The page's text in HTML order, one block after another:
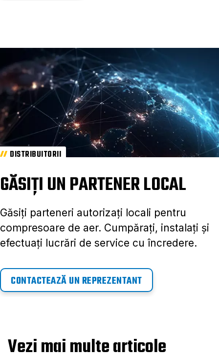
DISTRIBUITORII
GĂSIȚI UN PARTENER LOCAL
Găsiți parteneri autorizați locali pentru
compresoare de aer. Cumpărați, instalați și
efectuați lucrări de service cu încredere.
CONTACTEAZĂ UN REPREZENTANT
Vezi mai multe articole